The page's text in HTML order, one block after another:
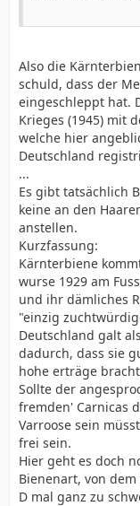
Also die
schuld, dass der
eingeschleppt hat.
Krieges (1945) mit
welche hier
Deutschland
...
Es gibt tatsächlich
keine an den
anstellen.
Kurzfassung:
Kärnterbiene
wurse 1929 am
und ihr dämliches
"einzig
Deutschland galt
dadurch, dass sie
hohe erträge
Sollte der
fremden' Carnicas
Varroose sein
frei sein.
Hier geht es doch
Bienenart, von
D mal ganz zu